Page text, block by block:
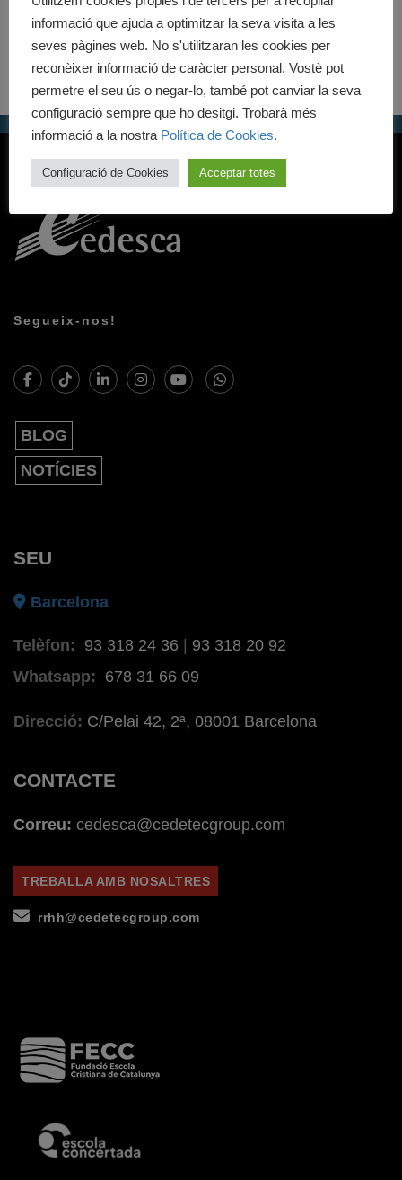
Segueix-nos!
BLOG
NOTÍCIES
SEU
Barcelona
Telèfon: 93 318 24 36
93 318 20 92
Whatsapp:
678 31 66 09
Direcció: C/Pelai 42, 2ª, 08001 Barcelona
CONTACTE
Correu: cedesca@cedetecgroup.com
TREBALLA AMB NOSALTRES
rrhh@cedetecgroup.com
informació que ajuda a optimitzar la seva visita a les
seves pàgines web. No s'utilitzaran les cookies per
reconèixer informació de caràcter personal. Vostè pot
permetre el seu ús o negar-lo, també pot canviar la seva
configuració sempre que ho desitgi. Trobarà més
informació a la nostra Política de Cookies.
Configuració de Cookies Acceptar totes